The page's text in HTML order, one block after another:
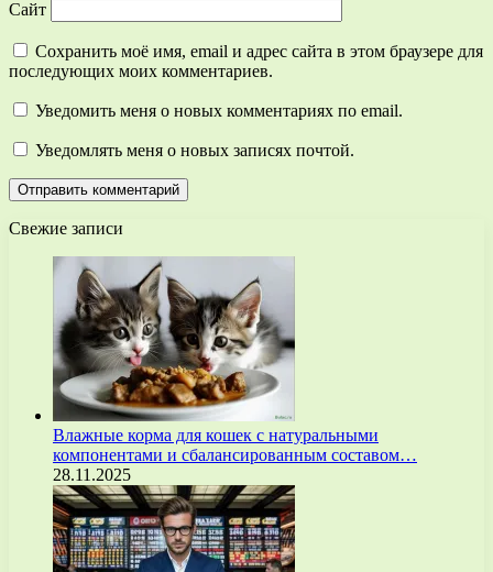
Сайт
Сохранить моё имя, email и адрес сайта в этом браузере для
последующих моих комментариев.
Уведомить меня о новых комментариях по email.
Уведомлять меня о новых записях почтой.
Свежие записи
Влажные корма для кошек с натуральными
компонентами и сбалансированным составом…
28.11.2025